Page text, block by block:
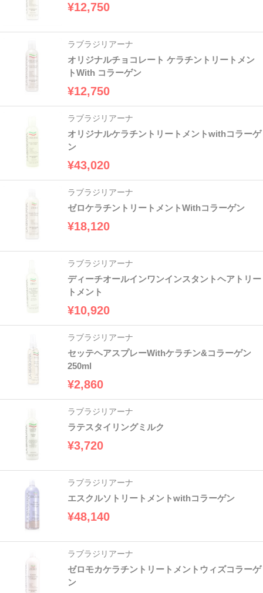
¥12,750
ラブラジリアーナ
オリジナルチョコレート ケラチントリートメン
トWith コラーゲン
¥12,750
ラブラジリアーナ
オリジナルケラチントリートメントwithコラーゲ
ン
¥43,020
ラブラジリアーナ
ゼロケラチントリートメントWithコラーゲン
¥18,120
ラブラジリアーナ
ディーチオールインワンインスタントヘアトリー
トメント
¥10,920
ラブラジリアーナ
セッテヘアスプレーWithケラチン&コラーゲン
250ml
¥2,860
ラブラジリアーナ
ラテスタイリングミルク
¥3,720
ラブラジリアーナ
エスクルソトリートメントwithコラーゲン
¥48,140
ラブラジリアーナ
ゼロモカケラチントリートメントウィズコラーゲ
ン